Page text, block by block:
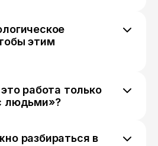
с руководителями по
к вечеру что-то про
этим
к людям и
в задачах бизнеса.
работа только
людьми»?
разбираться в